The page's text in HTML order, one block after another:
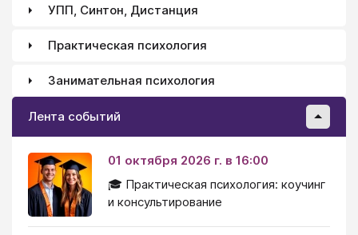
УПП, Синтон, Дистанция
Практическая психология
Занимательная психология
Лента событий
01 октября 2026 г. в 16:00
🎓 Практическая психология: коучинг
и консультирование